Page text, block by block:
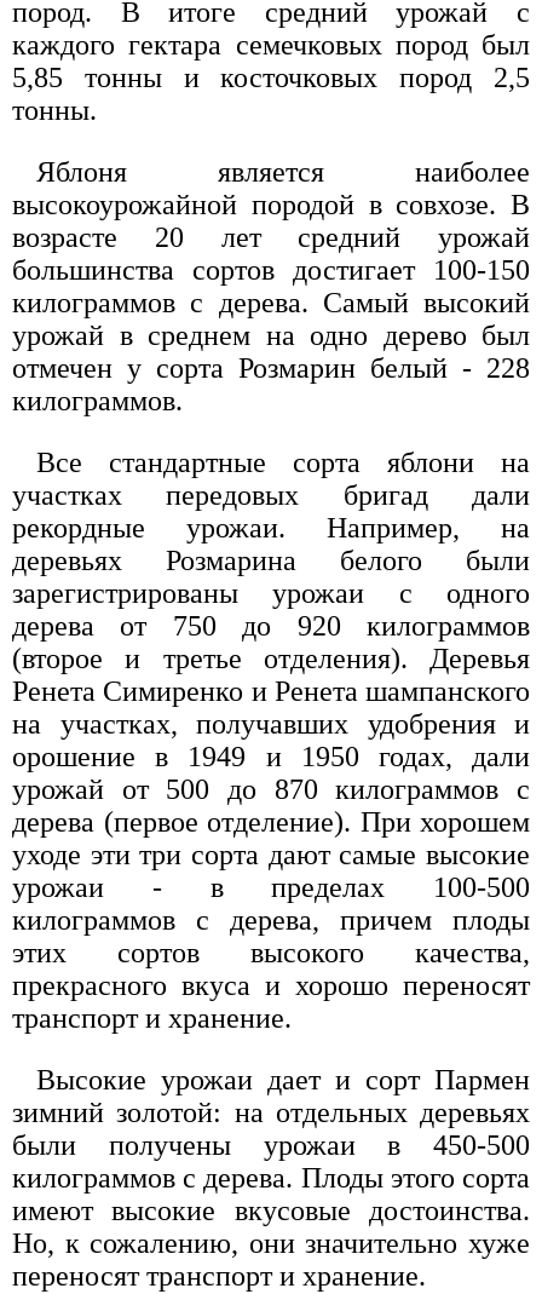
пород. В итоге средний урожай с
каждого гектара семечковых пород был
5,85 тонны и косточковых пород 2,5
тонны.
Яблоня является наиболее
высокоурожайной породой в совхозе. В
возрасте 20 лет средний урожай
большинства сортов достигает 100-150
килограммов с дерева. Самый высокий
урожай в среднем на одно дерево был
отмечен у сорта Розмарин белый - 228
килограммов.
Все стандартные сорта яблони на
участках передовых бригад дали
рекордные урожаи. Например, на
деревьях Розмарина белого были
зарегистрированы урожаи с одного
дерева от 750 до 920 килограммов
(второе и третье отделения). Деревья
Ренета Симиренко и Ренета шампанского
на участках, получавших удобрения и
орошение в 1949 и 1950 годах, дали
урожай от 500 до 870 килограммов с
дерева (первое отделение). При хорошем
уходе эти три сорта дают самые высокие
урожаи - в пределах 100-500
килограммов с дерева, причем плоды
этих сортов высокого качества,
прекрасного вкуса и хорошо переносят
транспорт и хранение.
Высокие урожаи дает и сорт Пармен
зимний золотой: на отдельных деревьях
были получены урожаи в 450-500
килограммов с дерева. Плоды этого сорта
имеют высокие вкусовые достоинства.
Но, к сожалению, они значительно хуже
переносят транспорт и хранение.